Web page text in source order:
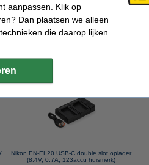
84 cm x 29 mm x 196 mm
Nikon EN-EL20 USB-C double slot oplader
(8.4V, 0.7A, 123accu huismerk)
aanpassen. Klik op
Dan plaatsen we alleen
die daarop lijken.